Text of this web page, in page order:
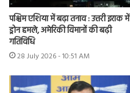
पश्चिम एशिया में बढ़ा तनाव : उत्तरी इराक में
ड्रोन हमले, अमेरिकी विमानों की बढ़ी
गतिविधि
28 July 2026 - 10:51 AM